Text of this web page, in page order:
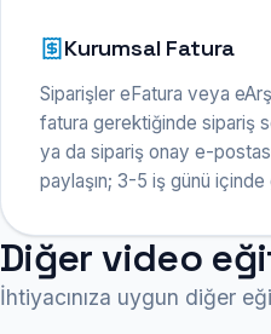
Kurumsal Fatura
Siparişler eFatura veya
fatura gerektiğinde sipariş
ya da sipariş onay e-
paylaşın; 3-5 iş günü içinde
Diğer video
İhtiyacınıza uygun diğer